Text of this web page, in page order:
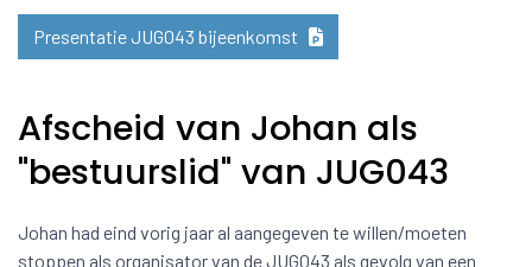
Presentatie JUG043 bijeenkomst
Afscheid van Johan als
"bestuurslid" van JUG043
Johan had eind vorig jaar al aangegeven te willen/moeten
stoppen als organisator van de JUG043 als gevolg van een